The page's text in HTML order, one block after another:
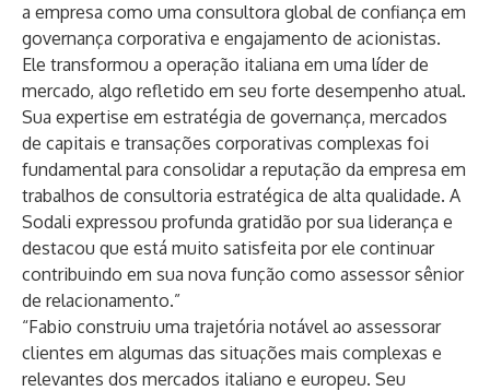
a empresa como uma consultora global de confiança em
governança corporativa e engajamento de acionistas.
Ele transformou a operação italiana em uma líder de
mercado, algo refletido em seu forte desempenho atual.
Sua expertise em estratégia de governança, mercados
de capitais e transações corporativas complexas foi
fundamental para consolidar a reputação da empresa em
trabalhos de consultoria estratégica de alta qualidade. A
Sodali expressou profunda gratidão por sua liderança e
destacou que está muito satisfeita por ele continuar
contribuindo em sua nova função como assessor sênior
de relacionamento.”
“Fabio construiu uma trajetória notável ao assessorar
clientes em algumas das situações mais complexas e
relevantes dos mercados italiano e europeu. Seu